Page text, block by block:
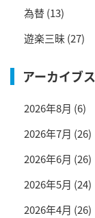
為替(13)
遊楽三昧(27)
アーカイブス
2026年8月 (6)
2026年7月 (26)
2026年6月 (26)
2026年5月 (24)
2026年4月 (26)